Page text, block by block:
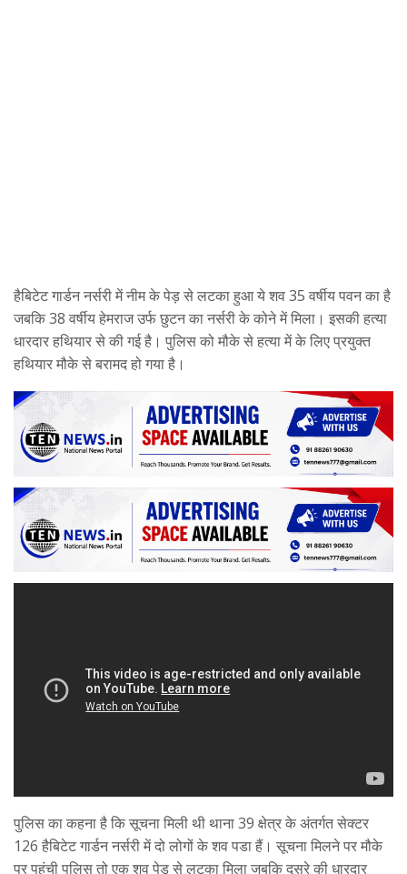
हैबिटेट गार्डन नर्सरी में नीम के पेड़ से लटका हुआ ये शव 35 वर्षीय पवन का है
जबकि 38 वर्षीय हेमराज उर्फ छुटन का नर्सरी के कोने में मिला। इसकी हत्या
धारदार हथियार से की गई है। पुलिस को मौके से हत्या में के लिए प्रयुक्त
हथियार मौके से बरामद हो गया है।
पुलिस का कहना है कि सूचना मिली थी थाना 39 क्षेत्र के अंतर्गत सेक्टर
126 हैबिटेट गार्डन नर्सरी में दो लोगों के शव पडा हैं। सूचना मिलने पर मौके
पर पहुंची पुलिस तो एक शव पेड़ से लटका मिला जबकि दूसरे की धारदार